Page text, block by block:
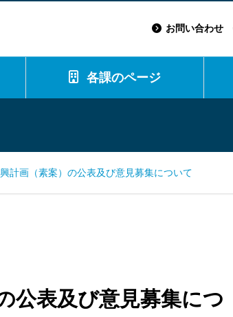
お問い合わせ
各課のページ
計画（素案）の公表及び意見募集について
公表及び意見募集につ